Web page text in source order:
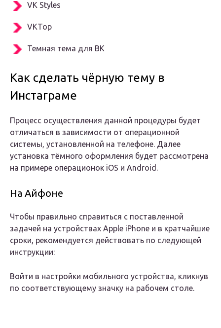
VK Styles
VKTop
Темная тема для ВК
Как сделать чёрную тему в
Инстаграме
Процесс осуществления данной процедуры будет
отличаться в зависимости от операционной
системы, установленной на телефоне. Далее
установка тёмного оформления будет рассмотрена
на примере операционок iOS и Android.
На Айфоне
Чтобы правильно справиться с поставленной
задачей на устройствах Apple iPhone и в кратчайшие
сроки, рекомендуется действовать по следующей
инструкции:
Войти в настройки мобильного устройства, кликнув
по соответствующему значку на рабочем столе.